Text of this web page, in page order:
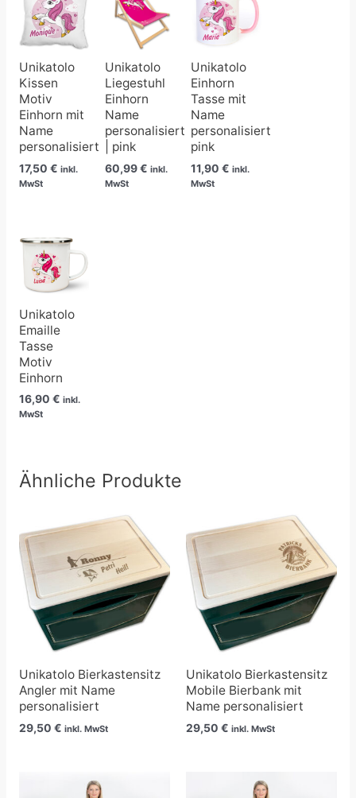
Unikatolo
Kissen
Motiv
Einhorn mit
Name
personalisiert
17,50 € inkl.
MwSt
Unikatolo
Liegestuhl
Einhorn
Name
personalisiert
| pink
60,99€ inkl.
MwSt
Unikatolo
Einhorn
Tasse mit
Name
personalisiert
pink
11,90€ inkl.
MwSt
Unikatolo
Emaille
Tasse
Motiv
Einhorn
16,90 € inkl.
MwSt
Ähnliche Produkte
Unikatolo Bierkastensitz
Angler mit Name
personalisiert
29,50 € inkl. MwSt
Unikatolo Bierkastensitz
Mobile Bierbank mit
Name personalisiert
29,50 € inkl. MwSt